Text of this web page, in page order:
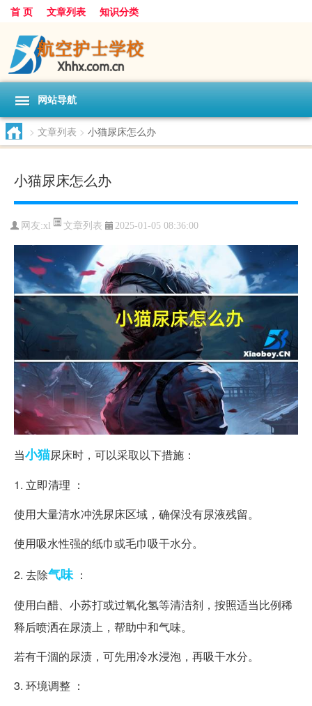
首 页 文章列表 知识分类
网站导航
> 文章列表 > 小猫尿床怎么办
小猫尿床怎么办
网友:xl 文章列表 2025-01-05 08:36:00
当小猫尿床时，可以采取以下措施：
1. 立即清理 ：
使用大量清水冲洗尿床区域，确保没有尿液残留。
使用吸水性强的纸巾或毛巾吸干水分。
2. 去除气味：
使用白醋、小苏打或过氧化氢等清洁剂，按照适当比例稀
释后喷洒在尿渍上，帮助中和气味。
若有干涸的尿渍，可先用冷水浸泡，再吸干水分。
3. 环境调整 ：